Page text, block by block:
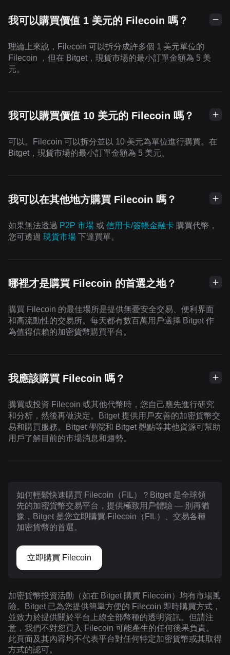
我可以購買價值 1 美元的 Filecoin 嗎？
理論上來說，Filecoin 可以拆分成許多個 1 美元單位的
Filecoin ，但在 Bitget，現貨市場的最小訂單金額為 5 美
元。
我可以購買價值 10 美元的 Filecoin 嗎？
可以。Filecoin 可以拆分並以 10 美元為單位進行購買。在
Bitget，現貨市場的最小訂單金額為 5 美元。
我可以在其他地方購買 Filecoin 嗎？
如果無法透過 P2P 市場 或 信用卡/簽帳金融卡 購買代幣，
您可透過 現貨市場 下達買單。
哪裡才是購買 Filecoin 的首選之地？
購買 Filecoin 的最佳場所是提供無憂安全交易、便利界面
和高流動性的交易所。每天都有數百萬用戶選擇 Bitget 作
為值得信賴的加密貨幣購買平台。
我應該購買 Filecoin 嗎？
購買或投資 Filecoin 或其他代幣時，您自己應先進行研究
和分析，然後再做決定。Bitget 提供用戶友善的加密貨幣交
易和購買服務。Bitget 學院和 Bitget 觀點等其他資源可幫助
用戶了解目前的市場消息和趨勢。
如何輕鬆快速購買 Filecoin（FIL）？Bitget 是全球領
先的加密貨幣交易平台，提供極致用戶體驗 — 別再猶
豫，Bitget 是您立即購買 Filecoin（FIL）、交易各種
加密貨幣的首選。
立即購買 Filecoin
加密貨幣投資活動（如在 Bitget 購買 Filecoin）均有市場風
險。Bitget 已為您提供簡單方便的 Filecoin 即時購買方式，
並致力於提供關於平台上線全部幣種的透明資訊。但請注
意，我們不對您買入 Filecoin 可能產生的任何後果負責。
此頁面及其內容均不代表平台對任何特定加密貨幣或其取得
方式的認可。